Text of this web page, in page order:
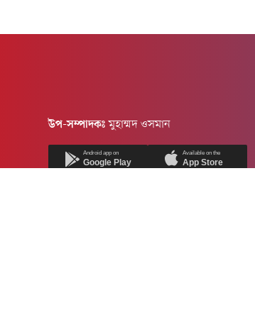
উপ-সম্পাদকঃমুহাম্মদ ওসমান
Android app on
Google Play
Available on the
App Store